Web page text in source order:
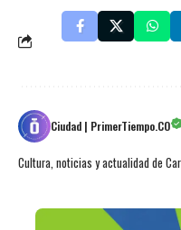
Ciudad | PrimerTiempo.CO
Cultura, noticias y actualidad de